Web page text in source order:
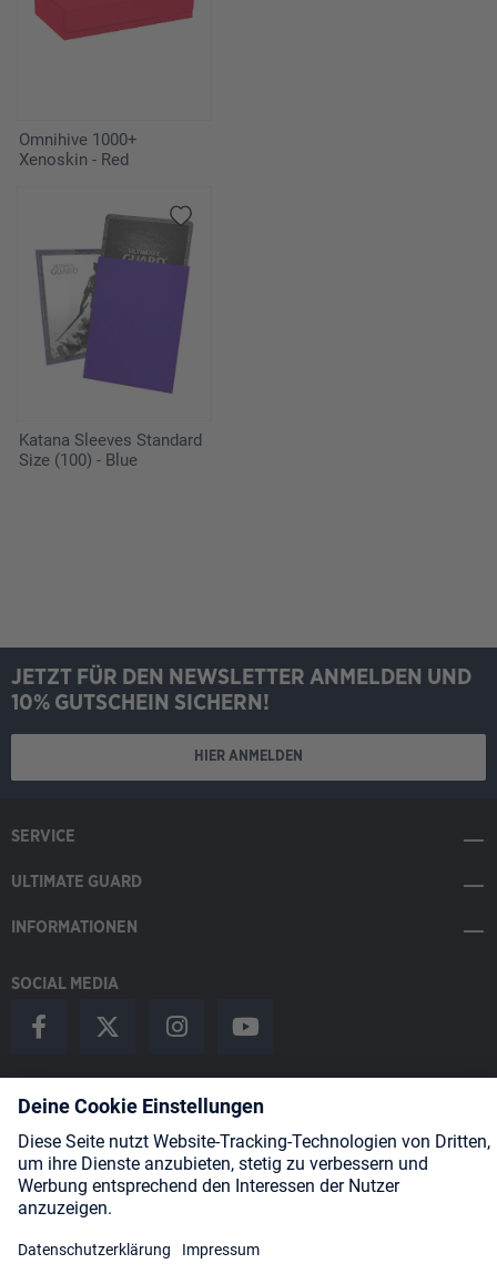
Omnihive 1000+
Xenoskin - Red
Katana Sleeves Standard
Size (100) - Blue
JETZT FÜR DEN NEWSLETTER ANMELDEN UND
10% GUTSCHEIN SICHERN!
HIER ANMELDEN
SERVICE
ULTIMATE GUARD
INFORMATIONEN
SOCIAL MEDIA
Shipping